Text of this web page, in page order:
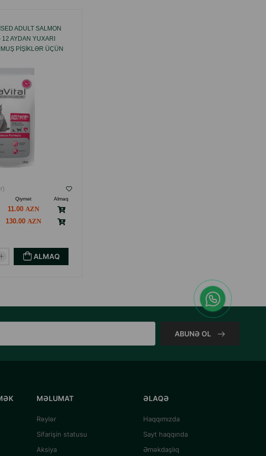
ADULT SALMON
AYDAN YUXARI
PIŞIKLƏR ÜÇÜN
Qiymət
Almaq
11.00
130.00
ALMAQ
ABUNƏ OL
MƏLUMAT
Rəylər
Sifarişin statusu
Aksiya
ƏLAQƏ
Haqqımızda
Sayt haqqında
Əməkdaşlıq